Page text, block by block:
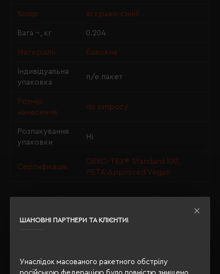
ШАНОВНІ ПАРТНЕРИ ТА КЛІЄНТИ!
Унаслідок масованого ракетного обстрілу
Колір яскраво-синій
Вага ~, кг 0.204
Матеріали бавовна
Індивідуальна
упаковка
п/е пакет
Розмір
нанесення
по запросу
Розпакування
упаковки
Ні
Сертифікація
OEKO-TEX® Standard 100,
PETA-Approved Vegan